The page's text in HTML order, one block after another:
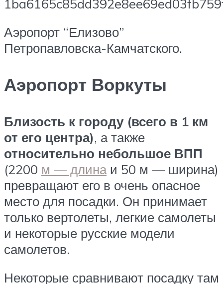
Аэропорт “Елизово”
Петропавловска-Камчатского.
Аэропорт Воркуты
Близость к городу (всего в 1 км
от его центра), а также
относительно небольшое ВПП
(2200 м — длинаи 50 м — ширина)
превращают его в очень опасное
место для посадки. Он принимает
только вертолеты, легкие самолеты
и некоторые русские модели
самолетов.
Некоторые сравнивают посадку там